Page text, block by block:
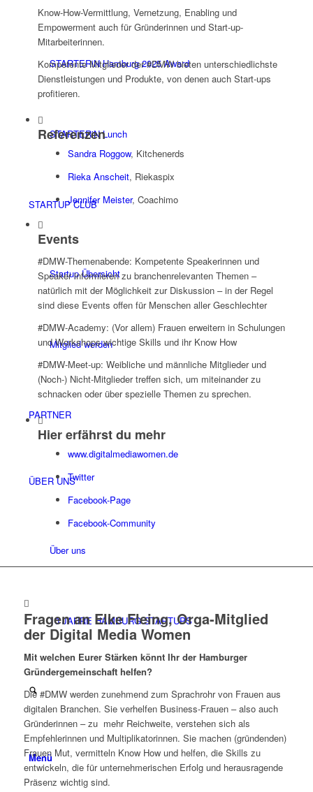
STARTERiN Hamburg 2025 Award
STARTERiN Lunch
STARTUP CLUB
Startup Übersicht
Mitglied werden
PARTNER
ÜBER UNS
Über uns
10 JAHRE HAMBURG STARTUPS
Menü
Know-How-Vermittlung, Vernetzung, Enabling und
Empowerment auch für Gründerinnen und Start-up-
Mitarbeiterinnen.
Kompetente Mitglieder der #DMW bieten unterschiedlichste
Dienstleistungen und Produkte, von denen auch Start-ups
profitieren.
Referenzen
Sandra Roggow, Kitchenerds
Rieka Anscheit, Riekaspix
Jennifer Meister, Coachimo
Events
#DMW-Themenabende: Kompetente Speakerinnen und
Speaker informieren zu branchenrelevanten Themen –
natürlich mit der Möglichkeit zur Diskussion – in der Regel
sind diese Events offen für Menschen aller Geschlechter
#DMW-Academy: (Vor allem) Frauen erweitern in Schulungen
und Workshops wichtige Skills und ihr Know How
#DMW-Meet-up: Weibliche und männliche Mitglieder und
(Noch-) Nicht-Mitglieder treffen sich, um miteinander zu
schnacken oder über spezielle Themen zu sprechen.
Hier erfährst du mehr
www.digitalmediawomen.de
Twitter
Facebook-Page
Facebook-Community
Fragen an Elke Fleing, Orga-Mitglied
der Digital Media Women
Mit welchen Eurer Stärken könnt Ihr der Hamburger
Gründergemeinschaft helfen?
Die #DMW werden zunehmend zum Sprachrohr von Frauen aus
digitalen Branchen. Sie verhelfen Business-Frauen – also auch
Gründerinnen – zu mehr Reichweite, verstehen sich als
Empfehlerinnen und Multiplikatorinnen. Sie machen (gründenden)
Frauen Mut, vermitteln Know How und helfen, die Skills zu
entwickeln, die für unternehmerischen Erfolg und herausragende
Präsenz wichtig sind.